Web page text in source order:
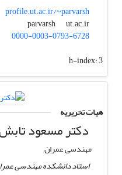
profile.ut.ac.ir/~parvarsh
parvarsh
ut.ac.ir
0000-0003-0793-6728
h-index:3
هیات تحریریه
دکتر مسعود
مهندسی عمران
استاد دانشکده مهندسی